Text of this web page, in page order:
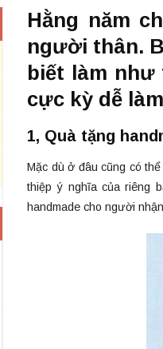
Hằng năm
người thân.
biết làm như
cực kỳ dễ
1, Quà tặng
Mặc dù ở đâu cũng có
thiệp ý nghĩa của riêng
handmade cho người